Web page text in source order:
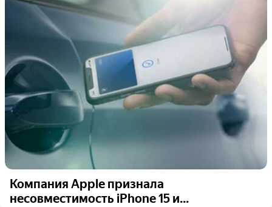
Компания Apple признала
несовместимость iPhone 15 и...